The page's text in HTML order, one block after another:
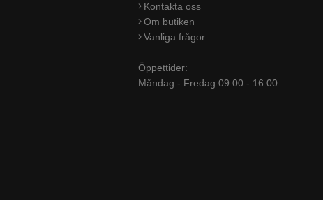
Kontakta oss
Om butiken
Vanliga frågor
Öppettider:
Måndag - Fredag 09.00 - 16:00